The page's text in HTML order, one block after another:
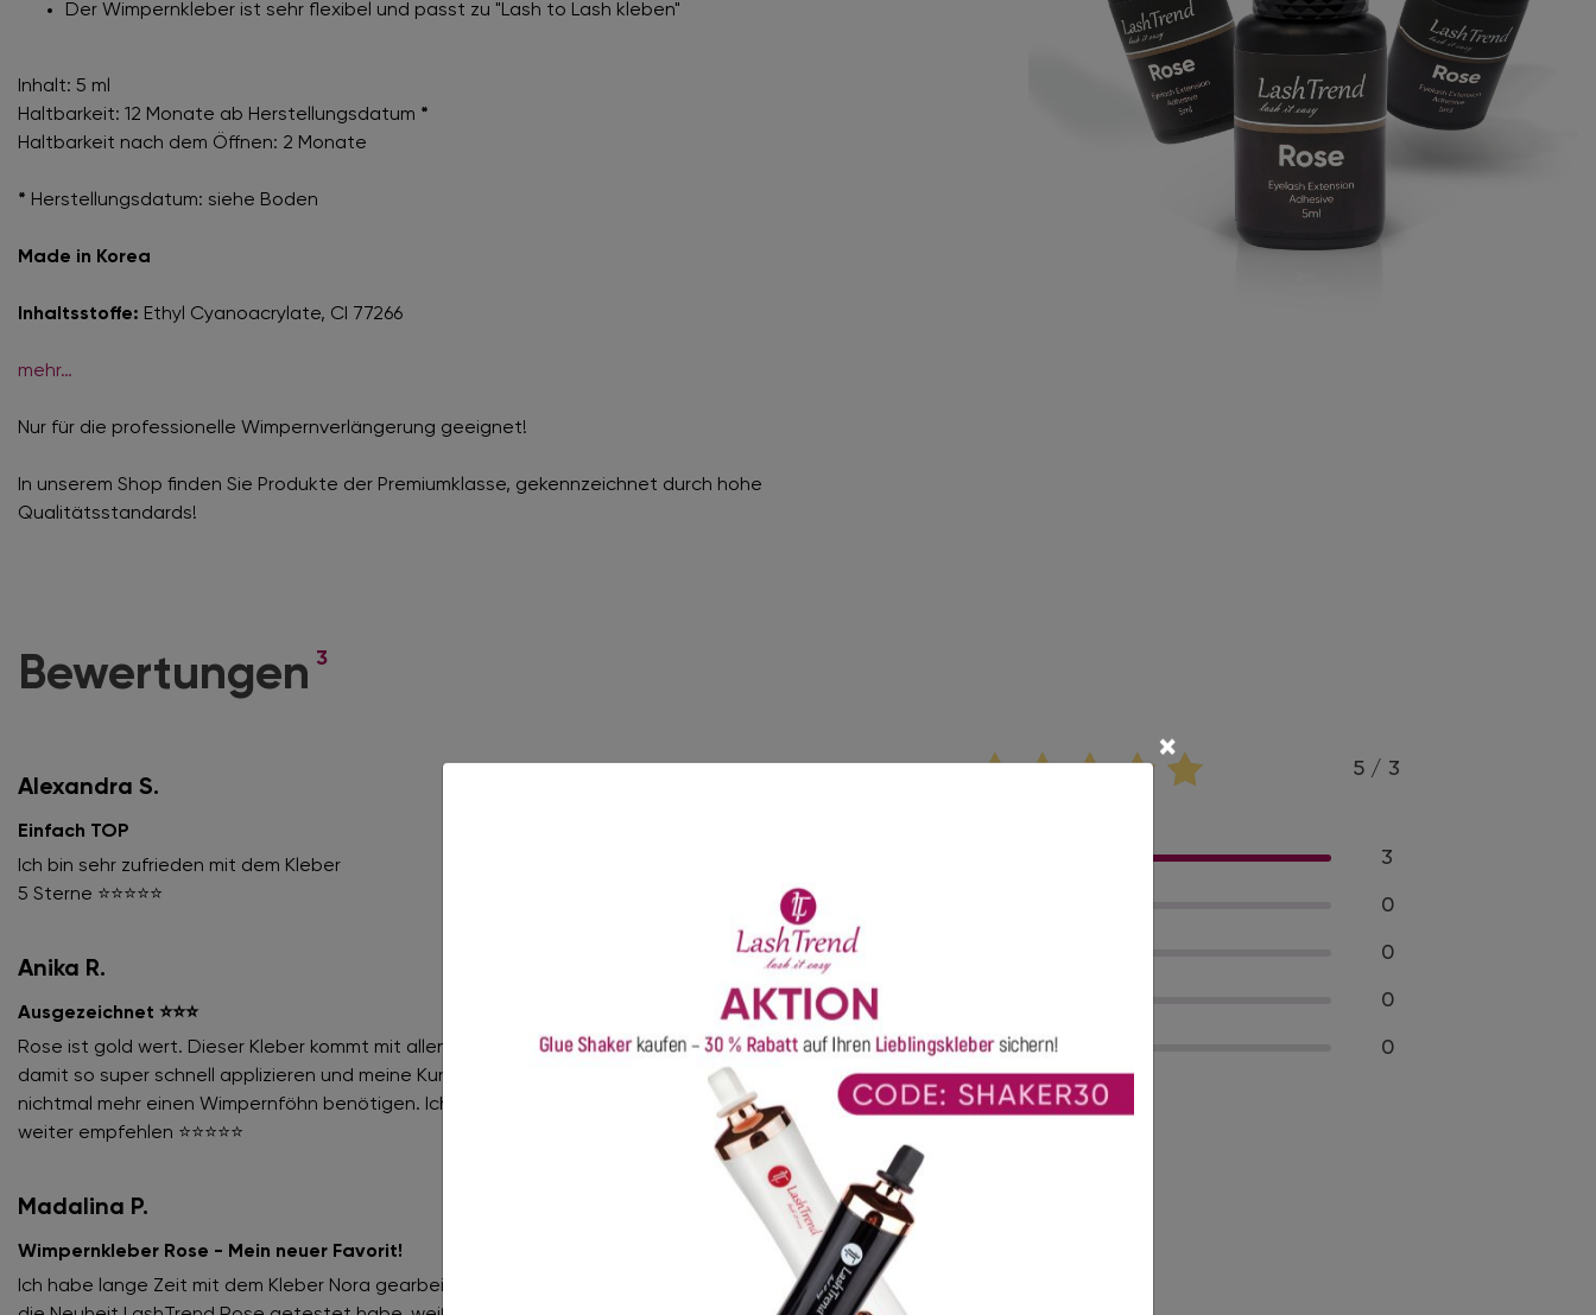
Der Wimpernkleber ist sehr flexibel und passt zu "Lash to Lash kleben"
Inhalt: 5 ml
Haltbarkeit: 12 Monate ab Herstellungsdatum *
Haltbarkeit nach dem Öffnen: 2 Monate
* Herstellungsdatum: siehe Boden
Made in Korea
Inhaltsstoffe: Ethyl Cyanoacrylate, CI 77266
mehr…
Nur für die professionelle Wimpernverlängerung geeignet!
In unserem Shop finden Sie Produkte der Premiumklasse, gekennzeichnet durch hohe
Qualitätsstandards!
Bewertungen 3
5 / 3
3
0
0
0
1 0
Alexandra S.
Einfach TOP
Ich bin sehr zufrieden mit dem Kleber
5 Sterne ⭐️⭐️⭐️⭐️⭐️
Anika R.
Ausgezeichnet ⭐️⭐️⭐️
Rose ist gold wert. Dieser Kleber kommt mit allen Umgebungszuständen klar. Ich kann
damit so super schnell applizieren und meine Kundinnen sind verwundert, warum sie
nichtmal mehr einen Wimpernföhn benötigen. Ich kann diesen Kleber nur wärmsten
weiter empfehlen ⭐️⭐️⭐️⭐️⭐️
Madalina P.
Wimpernkleber Rose - Mein neuer Favorit!
Ich habe lange Zeit mit dem Kleber Nora gearbeitet – war auch zufrieden. Aber seit ich
×